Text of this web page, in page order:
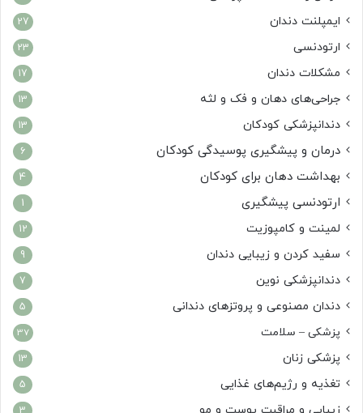
ایمپلنت دندان 27
ارتودنسی 23
مشکلات دندان 17
جراحی‌های دهان و فک و لثه 13
دندانپزشکی کودکان 13
درمان و پیشگیری پوسیدگی کودکان 6
بهداشت دهان برای کودکان 4
ارتودنسی پیشگیری 1
لمینت و کامپوزیت 12
سفید کردن و زیبایی دندان 9
دندانپزشکی نوین 7
دندان مصنوعی و پروتزهای دندانی 5
پزشکی – سلامت 37
پزشکی زنان 13
تغذیه و رژیم‌های غذایی 5